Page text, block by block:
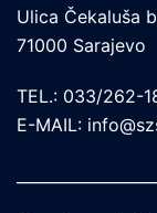
Ulica Čekaluša
71000 Sarajevo
TEL.: 033/262-
E-MAIL: